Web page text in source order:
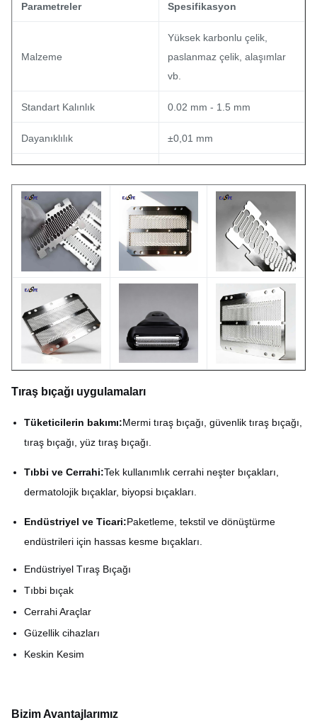
Parametreler Spesifikasyon
Malzeme
Yüksek karbonlu çelik,
paslanmaz çelik, alaşımlar
vb.
Standart Kalınlık 0.02 mm - 1.5 mm
Dayanıklılık ±0,01 mm
(sonrası işleme bağlı)
Yüzey Dönüşümü
Parlak, Mat veya
gereksinimlere göre
Ürün Adı Çizilmiş Tıraş Bıçağı
Örnek kullanılabilir
Tıraş bıçağı uygulamaları
Tüketicilerin bakımı:Mermi tıraş bıçağı, güvenlik tıraş bıçağı,
tıraş bıçağı, yüz tıraş bıçağı.
Tıbbi ve Cerrahi:Tek kullanımlık cerrahi neşter bıçakları,
dermatolojik bıçaklar, biyopsi bıçakları.
Endüstriyel ve Ticari:Paketleme, tekstil ve dönüştürme
endüstrileri için hassas kesme bıçakları.
Endüstriyel Tıraş Bıçağı
Tıbbi bıçak
Cerrahi Araçlar
Güzellik cihazları
Keskin Kesim
Bizim Avantajlarımız